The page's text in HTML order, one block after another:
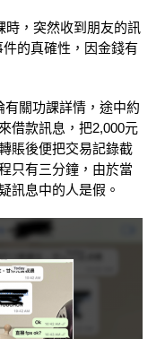
時，突然收到朋友的訊
的真確性，因金錢有
有關功課詳情，途中約
借款訊息，把2,000元
賬後便把交易記錄截
只有三分鐘，由於當
訊息中的人是假。